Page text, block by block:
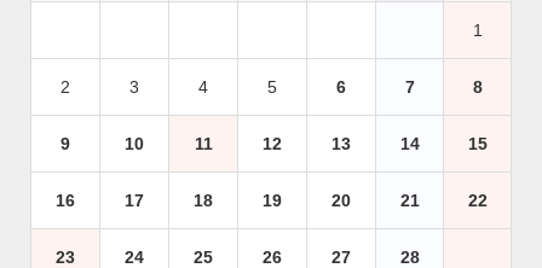
1
2 3 4 5 6 7 8
9 10 11 12 13 14 15
16 17 18 19 20 21 22
23 24 25 26 27 28